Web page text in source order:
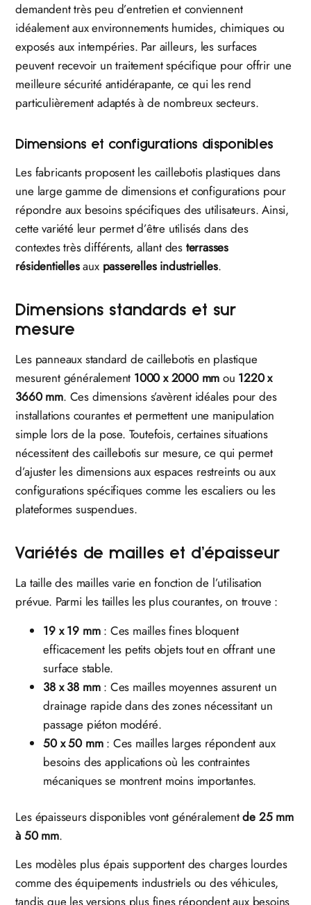
demandent très peu d’entretien et conviennent
idéalement aux environnements humides, chimiques ou
exposés aux intempéries. Par ailleurs, les surfaces
peuvent recevoir un traitement spécifique pour offrir une
meilleure sécurité antidérapante, ce qui les rend
particulièrement adaptés à de nombreux secteurs.
Dimensions et configurations disponibles
Les fabricants proposent les caillebotis plastiques dans
une large gamme de dimensions et configurations pour
répondre aux besoins spécifiques des utilisateurs. Ainsi,
cette variété leur permet d’être utilisés dans des
contextes très différents, allant des terrasses
résidentiellesaux passerelles industrielles.
Dimensions standards et sur
mesure
Les panneaux standard de caillebotis en plastique
mesurent généralement 1000 x 2000 mm ou 1220 x
3660 mm. Ces dimensions s’avèrent idéales pour des
installations courantes et permettent une manipulation
simple lors de la pose. Toutefois, certaines situations
nécessitent des caillebotis sur mesure, ce qui permet
d’ajuster les dimensions aux espaces restreints ou aux
configurations spécifiques comme les escaliers ou les
plateformes suspendues.
Variétés de mailles et d’épaisseur
La taille des mailles varie en fonction de l’utilisation
prévue. Parmi les tailles les plus courantes, on trouve :
19 x 19 mm: Ces mailles fines bloquent
efficacement les petits objets tout en offrant une
surface stable.
38 x 38 mm: Ces mailles moyennes assurent un
drainage rapide dans des zones nécessitant un
passage piéton modéré.
50 x 50 mm: Ces mailles larges répondent aux
besoins des applications où les contraintes
mécaniques se montrent moins importantes.
Les épaisseurs disponibles vont généralementde 25 mm
à 50 mm.
Les modèles plus épais supportent des charges lourdes
comme des équipements industriels ou des véhicules,
tandis que les versions plus fines répondent aux besoins